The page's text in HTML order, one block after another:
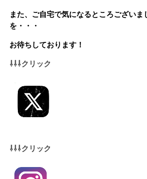
また、ご自宅で気になるところございま
を・・・
お待ちしております！
⇩⇩⇩クリック
⇩⇩⇩クリック